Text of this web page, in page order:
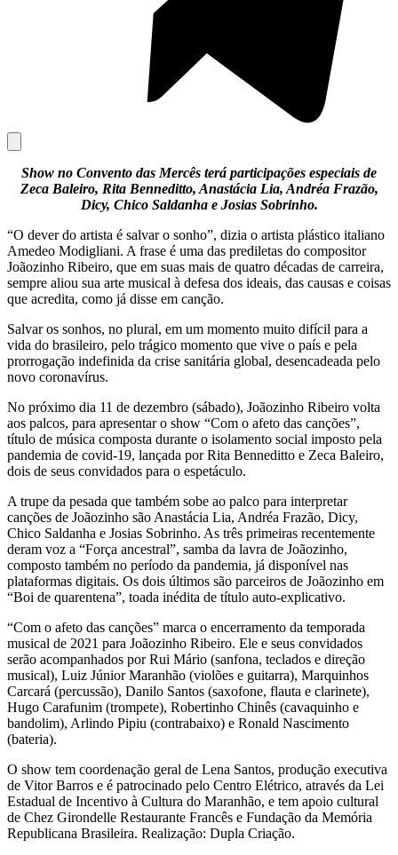
Show no Convento das Mercês terá participações especiais de
Zeca Baleiro, Rita Benneditto, Anastácia Lia, Andréa Frazão,
Dicy, Chico Saldanha e Josias Sobrinho.
“O dever do artista é salvar o sonho”, dizia o artista plástico italiano
Amedeo Modigliani. A frase é uma das prediletas do compositor
Joãozinho Ribeiro, que em suas mais de quatro décadas de carreira,
sempre aliou sua arte musical à defesa dos ideais, das causas e coisas
que acredita, como já disse em canção.
Salvar os sonhos, no plural, em um momento muito difícil para a
vida do brasileiro, pelo trágico momento que vive o país e pela
prorrogação indefinida da crise sanitária global, desencadeada pelo
novo coronavírus.
No próximo dia 11 de dezembro (sábado), Joãozinho Ribeiro volta
aos palcos, para apresentar o show “Com o afeto das canções”,
título de música composta durante o isolamento social imposto pela
pandemia de covid-19, lançada por Rita Benneditto e Zeca Baleiro,
dois de seus convidados para o espetáculo.
A trupe da pesada que também sobe ao palco para interpretar
canções de Joãozinho são Anastácia Lia, Andréa Frazão, Dicy,
Chico Saldanha e Josias Sobrinho. As três primeiras recentemente
deram voz a “Força ancestral”, samba da lavra de Joãozinho,
composto também no período da pandemia, já disponível nas
plataformas digitais. Os dois últimos são parceiros de Joãozinho em
“Boi de quarentena”, toada inédita de título auto-explicativo.
“Com o afeto das canções” marca o encerramento da temporada
musical de 2021 para Joãozinho Ribeiro. Ele e seus convidados
serão acompanhados por Rui Mário (sanfona, teclados e direção
musical), Luiz Júnior Maranhão (violões e guitarra), Marquinhos
Carcará (percussão), Danilo Santos (saxofone, flauta e clarinete),
Hugo Carafunim (trompete), Robertinho Chinês (cavaquinho e
bandolim), Arlindo Pipiu (contrabaixo) e Ronald Nascimento
(bateria).
O show tem coordenação geral de Lena Santos, produção executiva
de Vitor Barros e é patrocinado pelo Centro Elétrico, através da Lei
Estadual de Incentivo à Cultura do Maranhão, e tem apoio cultural
de Chez Girondelle Restaurante Francês e Fundação da Memória
Republicana Brasileira. Realização: Dupla Criação.